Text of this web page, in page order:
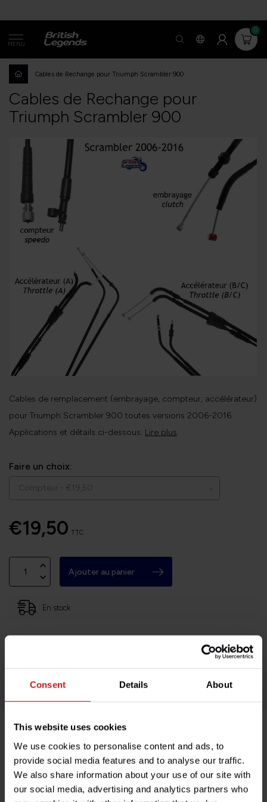
Consent Details About
This website uses cookies
We use cookies to personalise content and ads, to
provide social media features and to analyse our traffic.
We also share information about your use of our site with
our social media, advertising and analytics partners who
MENU
0
Cables de Rechange pour Triumph Scrambler 900
Cables de Rechange pour
Triumph Scrambler 900
Cables de remplacement (embrayage, compteur, accélérateur)
pour Triumph Scrambler 900 toutes versions 2006-2016.
Applications et détails ci-dessous. Lire plus.
Faire un choix:
€19,50 TTC
Ajouter au panier
En stock
Description du produit
Spécifications